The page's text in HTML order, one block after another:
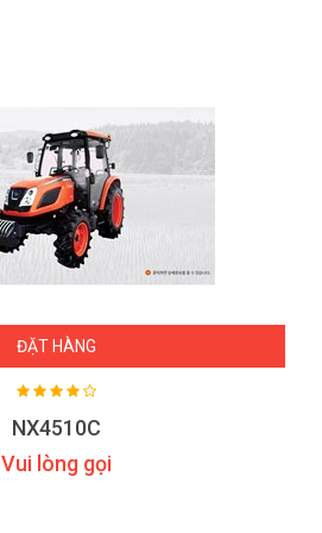
ĐẶT HÀNG
NX4510C
Vui lòng gọi